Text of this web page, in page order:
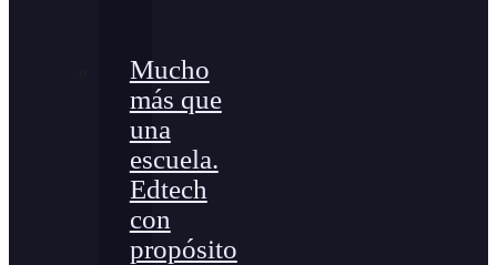
Mucho
más que
una
escuela.
Edtech
con
propósito